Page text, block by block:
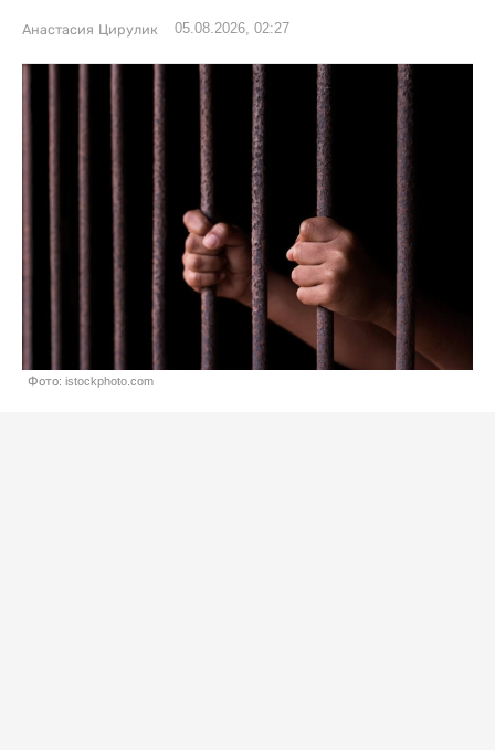
Анастасия Цирулик 05.08.2026, 02:27
Фото: istockphoto.com